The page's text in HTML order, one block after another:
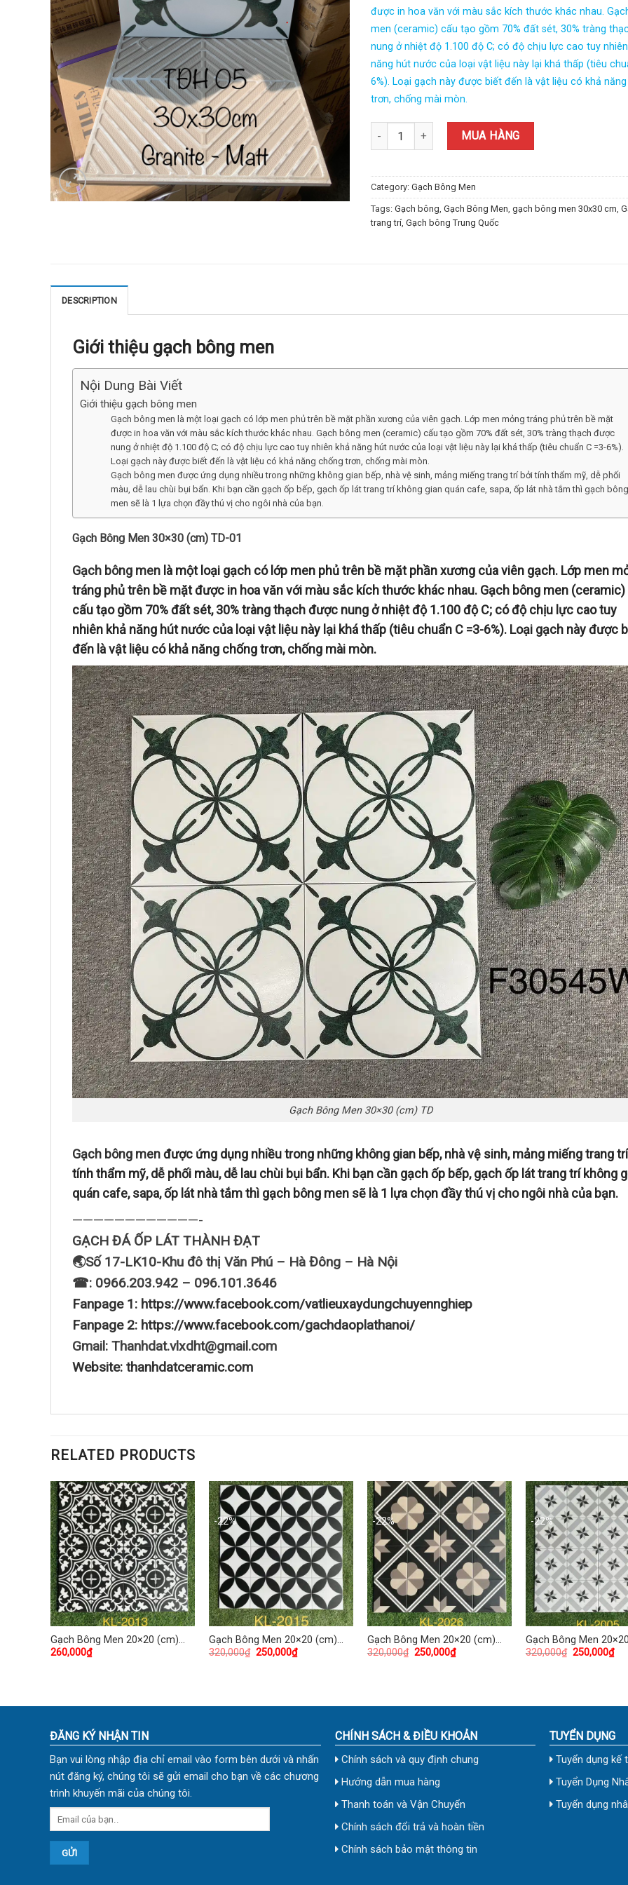
được in hoa văn với màu sắc kích thước khác nhau.
men (ceramic) cấu tạo gồm 70% đất sét, 30% tràng
nung ở nhiệt độ 1.100 độ C; có độ chịu lực cao tuy
năng hút nước của loại vật liệu này lại khá thấp (tiêu
6%). Loại gạch này được biết đến là vật liệu có khả
trơn, chống mài mòn.
Gạch Bông Men 30x30 (cm) TD-01 quantity
MUA HÀNG
Category: Gạch Bông Men
Tags: Gạch bông, Gạch Bông Men, gạch bông men 30x30 cm,
trang trí, Gạch bông Trung Quốc
DESCRIPTION
Giới thiệu gạch bông men
Nội Dung Bài Viết
Giới thiệu gạch bông men
Gạch bông men là một loại gạch có lớp men phủ trên bề mặt phần xương của viên gạch. Lớp men mỏng tráng phủ trên bề mặt
được in hoa văn với màu sắc kích thước khác nhau. Gạch bông men (ceramic) cấu tạo gồm 70% đất sét, 30% tràng thạch được
nung ở nhiệt độ 1.100 độ C; có độ chịu lực cao tuy nhiên khả năng hút nước của loại vật liệu này lại khá thấp (tiêu chuẩn C =3-6%).
Loại gạch này được biết đến là vật liệu có khả năng chống trơn, chống mài mòn.
Gạch bông men được ứng dụng nhiều trong những không gian bếp, nhà vệ sinh, mảng miếng trang trí bởi tính thẩm mỹ, dễ phối
màu, dễ lau chùi bụi bẩn. Khi bạn cần gạch ốp bếp, gạch ốp lát trang trí không gian quán cafe, sapa, ốp lát nhà tắm thì gạch
men sẽ là 1 lựa chọn đầy thú vị cho ngôi nhà của bạn.
Gạch Bông Men 30×30 (cm) TD-01
Gạch bông men là một loại gạch có lớp men phủ trên bề mặt phần xương của viên gạch. Lớp men
tráng phủ trên bề mặt được in hoa văn với màu sắc kích thước khác nhau. Gạch bông men (ceramic)
cấu tạo gồm 70% đất sét, 30% tràng thạch được nung ở nhiệt độ 1.100 độ C; có độ chịu lực cao tuy
nhiên khả năng hút nước của loại vật liệu này lại khá thấp (tiêu chuẩn C =3-6%). Loại gạch này được
đến là vật liệu có khả năng chống trơn, chống mài mòn.
Gạch Bông Men 30×30 (cm) TD
Gạch bông menđược ứng dụng nhiều trong những không gian bếp, nhà vệ sinh, mảng miếng trang
tính thẩm mỹ, dễ phối màu, dễ lau chùi bụi bẩn. Khi bạn cần gạch ốp bếp, gạch ốp lát trang trí không
quán cafe, sapa, ốp lát nhà tắm thì gạch bông men sẽ là 1 lựa chọn đầy thú vị cho ngôi nhà của bạn.
————————————-
GẠCH ĐÁ ỐP LÁT THÀNH ĐẠT
🌏Số 17-LK10-Khu đô thị Văn Phú – Hà Đông – Hà Nội
☎: 0966.203.942 – 096.101.3646
Fanpage 1: https://www.facebook.com/vatlieuxaydungchuyennghiep
Fanpage 2: https://www.facebook.com/gachdaoplathanoi/
Gmail: Thanhdat.vlxdht@gmail.com
Website: thanhdatceramic.com
RELATED PRODUCTS
Gạch Bông Men 20×20 (cm)
TDKL-2013
260,000₫
-22%
Gạch Bông Men 20×20 (cm)
TDKL-2006
320,000₫ 250,000₫
-22%
Gạch Bông Men 20×20 (cm)
TDKL-2026
320,000₫ 250,000₫
-22%
Gạch Bông Men
TDKL-2005
320,000₫ 250,000₫
ĐĂNG KÝ NHẬN TIN
Bạn vui lòng nhập địa chỉ email vào form bên dưới và nhấn
nút đăng ký, chúng tôi sẽ gửi email cho bạn về các chương
trình khuyến mãi của chúng tôi.
CHÍNH SÁCH & ĐIỀU KHOẢN
Chính sách và quy định chung
Hướng dẫn mua hàng
Thanh toán và Vận Chuyển
Chính sách đổi trả và hoàn tiền
Chính sách bảo mật thông tin
TUYỂN DỤNG
Tuyển dụng kế
Tuyển Dụng
Tuyển dụng